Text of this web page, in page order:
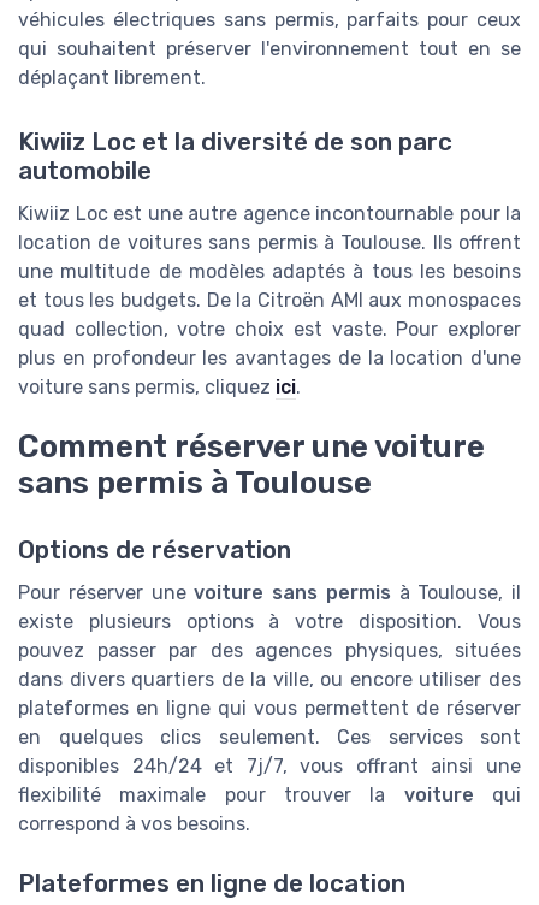
véhicules électriques sans permis, parfaits pour ceux
qui souhaitent préserver l'environnement tout en se
déplaçant librement.
Kiwiiz Loc et la diversité de son parc
automobile
Kiwiiz Loc est une autre agence incontournable pour la
location de voitures sans permis à Toulouse. Ils offrent
une multitude de modèles adaptés à tous les besoins
et tous les budgets. De la Citroën AMI aux monospaces
quad collection, votre choix est vaste. Pour explorer
plus en profondeur les avantages de la location d'une
voiture sans permis, cliquez ici.
Comment réserver une voiture
sans permis à Toulouse
Options de réservation
Pour réserver unevoiture sans permis à Toulouse, il
existe plusieurs options à votre disposition. Vous
pouvez passer par des agences physiques, situées
dans divers quartiers de la ville, ou encore utiliser des
plateformes en ligne qui vous permettent de réserver
en quelques clics seulement. Ces services sont
disponibles 24h/24 et 7j/7, vous offrant ainsi une
flexibilité maximale pour trouver la voiture qui
correspond à vos besoins.
Plateformes en ligne de location